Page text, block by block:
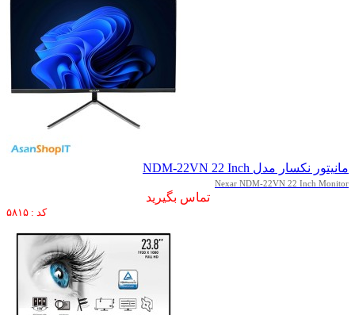
مانیتور نکسار مدل NDM-22VN 22 Inch
Nexar NDM-22VN 22 Inch Monitor
تماس بگیرید
کد : ۵۸۱۵